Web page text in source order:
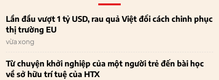
Lần đầu vượt 1 tỷ USD, rau quả Việt đổi cách chinh phục
thị trường EU
vừa xong
Từ chuyện khởi nghiệp của một người trẻ đến bài học
về sở hữu trí tuệ của HTX